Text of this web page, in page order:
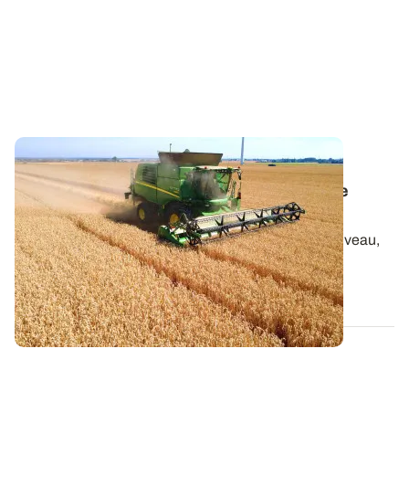
CHAMPAGNE-ARDENNE
Blé tendre d'hiver : retour sur la campagne
2025/2026
Automne-hiver sec, retour des pluies puis sec à nouveau,
coup de froid et canicules...
30 JUILL. 2026